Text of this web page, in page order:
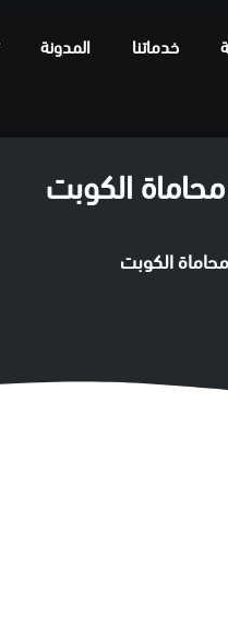
خدماتنا المدونة
الكوبت
الكوبت